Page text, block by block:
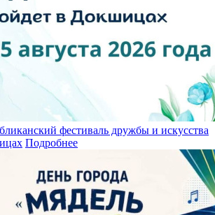
фестиваль дружбы и искусства
Подробнее